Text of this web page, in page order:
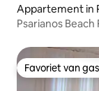
Appartement in
Psarianos
Favoriet van
Favoriet van